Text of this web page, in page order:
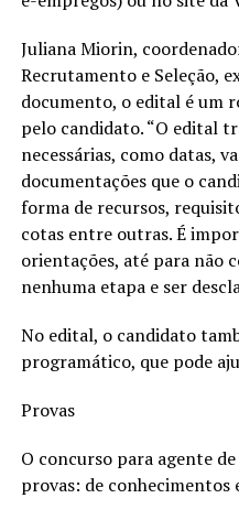
Juliana Miorin,
Recrutamento e Seleção,
documento, o edital é um
pelo candidato. “O edital
necessárias, como datas,
documentações que o
forma de recursos,
cotas entre outras. É
orientações, até para não
nenhuma etapa e ser
No edital, o candidato
programático, que pode
Provas
O concurso para agente
provas: de conhecimentos